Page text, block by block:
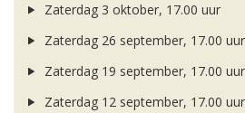
Zaterdag 3 oktober, 17.00 uur
Zaterdag 26 september, 17.00 uur
Zaterdag 19 september, 17.00 uur
Zaterdag 12 september, 17.00 uur